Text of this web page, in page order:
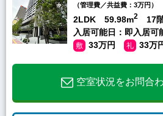
（管理費／共益費：3万円）
2LDK 59.98m2
17
入居可能日：即入居可
敷 33万円 礼 33万
空室状況をお問合